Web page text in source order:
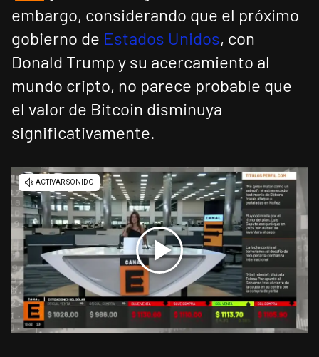
embargo, considerando que el próximo
gobierno de Estados Unidos, con
Donald Trump y su acercamiento al
mundo cripto, no parece probable que
el valor de Bitcoin disminuya
significativamente.